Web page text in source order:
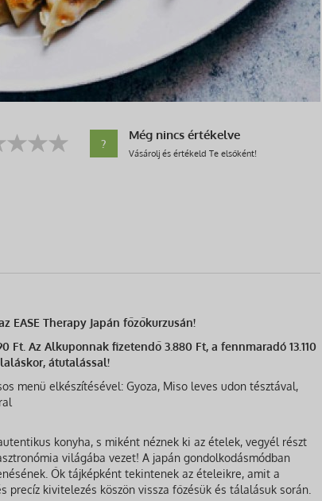
?
Még nincs értékelve
Vásárolj és értékeld Te elsőként!
EASE Therapy Japán főzőkurzusán!
Ft. Az Alkuponnak fizetendő 3.880 Ft, a fennmaradó 13.110
átutalással!
menü elkészítésével: Gyoza, Miso leves udon tésztával,
konyha, s miként néznek ki az ételek, vegyél részt
világába vezet! A japán gondolkodásmódban
Ők tájképként tekintenek az ételeikre, amit a
precíz kivitelezés köszön vissza főzésük és tálalásuk során.